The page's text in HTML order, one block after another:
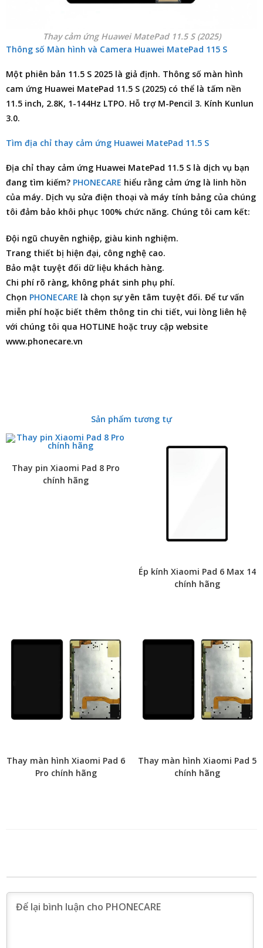
Thay cảm ứng Huawei MatePad 11.5 S (2025)
Thông số Màn hình và Camera Huawei MatePad 115 S
Một phiên bản 11.5 S 2025 là giả định. Thông số màn hình
cam ứng Huawei MatePad 11.5 S (2025) có thể là tấm nền
11.5 inch, 2.8K, 1-144Hz LTPO. Hỗ trợ M-Pencil 3. Kính Kunlun
3.0.
Tìm địa chỉ thay cảm ứng Huawei MatePad 11.5 S
Địa chỉ thay cảm ứng Huawei MatePad 11.5 S là dịch vụ bạn
đang tìm kiếm? PHONECARE hiểu rằng cảm ứng là linh hồn
của máy. Dịch vụ sửa điện thoại và máy tính bảng của chúng
tôi đảm bảo khôi phục 100% chức năng. Chúng tôi cam kết:
Đội ngũ chuyên nghiệp, giàu kinh nghiệm.
Trang thiết bị hiện đại, công nghệ cao.
Bảo mật tuyệt đối dữ liệu khách hàng.
Chi phí rõ ràng, không phát sinh phụ phí.
Chọn PHONECARE là chọn sự yên tâm tuyệt đối. Để tư vấn
miễn phí hoặc biết thêm thông tin chi tiết, vui lòng liên hệ
với chúng tôi qua HOTLINE hoặc truy cập website
www.phonecare.vn
Sản phẩm tương tự
Thay pin Xiaomi Pad 8 Pro
chính hãng
Ép kính Xiaomi Pad 6 Max 14
chính hãng
Thay màn hình Xiaomi Pad 6
Pro chính hãng
Thay màn hình Xiaomi Pad 5
chính hãng